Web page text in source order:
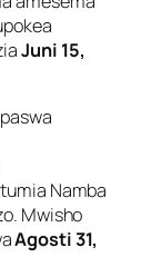
Juni 15,
Namba
Mwisho
Agosti 31,